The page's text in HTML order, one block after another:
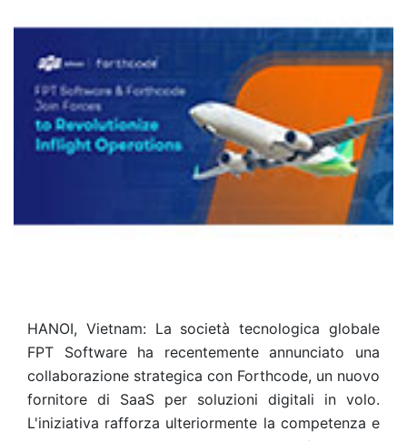
HANOI, Vietnam: La società tecnologica globale
FPT Software ha recentemente annunciato una
collaborazione strategica con Forthcode, un nuovo
fornitore di SaaS per soluzioni digitali in volo.
L'iniziativa rafforza ulteriormente la competenza e